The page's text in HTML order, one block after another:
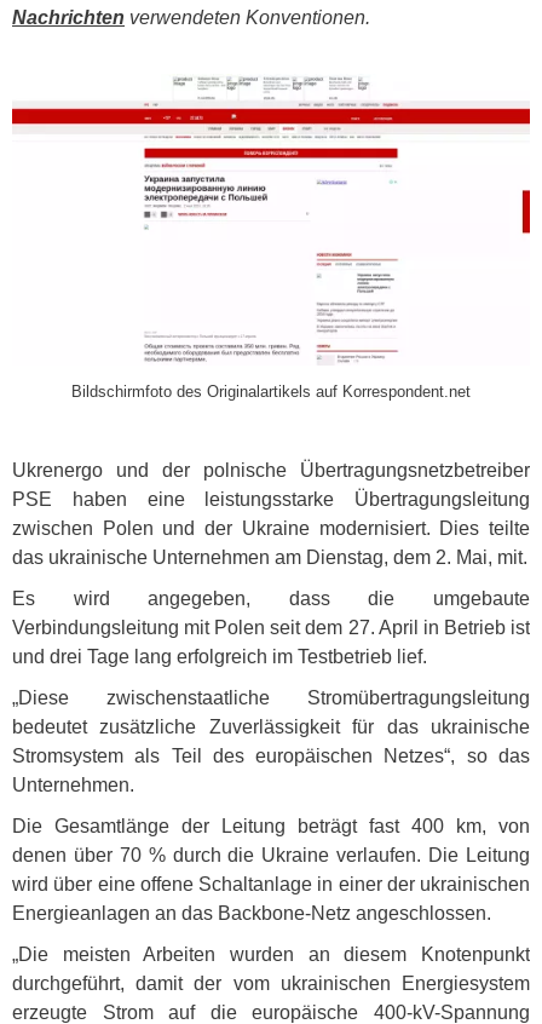
Nachrichten verwendeten Konventionen.
Bildschirmfoto des Originalartikels auf Korrespondent.net
Ukrenergo und der polnische Übertragungsnetzbetreiber
PSE haben eine leistungsstarke Übertragungsleitung
zwischen Polen und der Ukraine modernisiert. Dies teilte
das ukrainische Unternehmen am Dienstag, dem 2. Mai, mit.
Es wird angegeben, dass die umgebaute
Verbindungsleitung mit Polen seit dem 27. April in Betrieb ist
und drei Tage lang erfolgreich im Testbetrieb lief.
„Diese zwischenstaatliche Stromübertragungsleitung
bedeutet zusätzliche Zuverlässigkeit für das ukrainische
Stromsystem als Teil des europäischen Netzes“, so das
Unternehmen.
Die Gesamtlänge der Leitung beträgt fast 400 km, von
denen über 70 % durch die Ukraine verlaufen. Die Leitung
wird über eine offene Schaltanlage in einer der ukrainischen
Energieanlagen an das Backbone-Netz angeschlossen.
„Die meisten Arbeiten wurden an diesem Knotenpunkt
durchgeführt, damit der vom ukrainischen Energiesystem
erzeugte Strom auf die europäische 400-kV-Spannung